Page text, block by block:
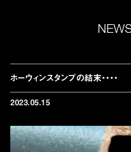
ホーウィンスタンプの結末・・・・
2023.05.15